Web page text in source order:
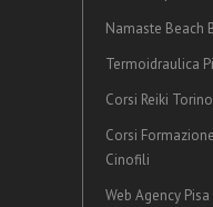
Namaste Beach
Termoidraulica
Corsi Reiki Torino
Corsi
Cinofili
Web Agency Pisa